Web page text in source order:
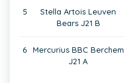
5
Stella Artois Leuven
Bears J21 B
6
Mercurius BBC Berchem
J21 A